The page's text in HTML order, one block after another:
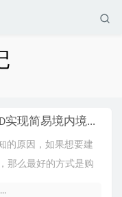
使用DNSPOD实现简易境内境外分流加速
的原因，如果想要建
那么最好的方式是购